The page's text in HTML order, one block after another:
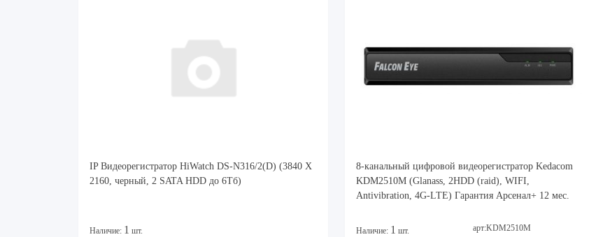
IP Видеорегистратор HiWatch DS-N316/2(D) (3840 Х
2160, черный, 2 SATA HDD до 6Тб)
Наличие: 1 шт.
8-канальный цифровой видеорегистратор Kedacom
KDM2510M (Glanass, 2HDD (raid), WIFI,
Antivibration, 4G-LTE) Гарантия Арсенал+ 12 мес.
Наличие: 1 шт. арт:KDM2510M